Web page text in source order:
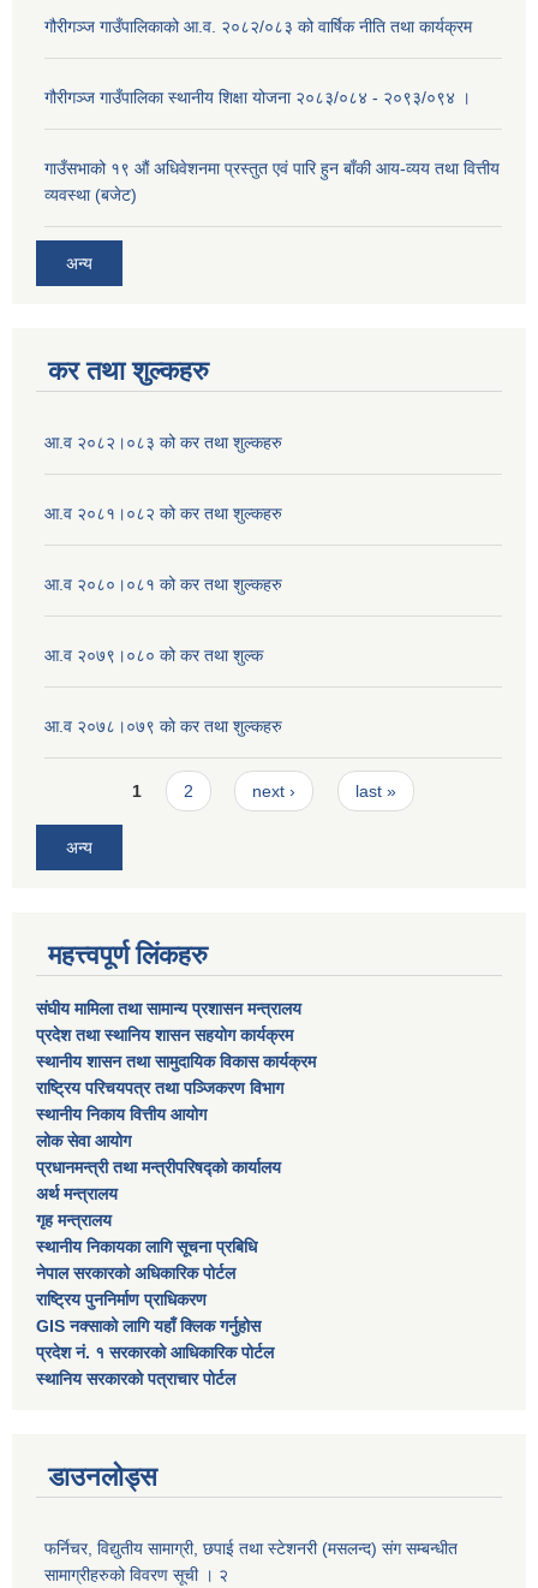
गौरीगञ्ज गाउँपालिकाको आ.व. २०८२/०८३ को वार्षिक नीति तथा कार्यक्रम
गौरीगञ्ज गाउँपालिका स्थानीय शिक्षा योजना २०८३/०८४ - २०९३/०९४ ।
गाउँसभाको १९ ‌औं अधिवेशनमा प्रस्तुत एवं पारि हुन बाँकी आय-व्यय तथा वित्तीय
व्यवस्था (बजेट)
अन्य
कर तथा शुल्कहरु
आ.व २०८२।०८३ को कर तथा शुल्कहरु
आ.व २०८१।०८२ को कर तथा शुल्कहरु
आ.व २०८०।०८१ को कर तथा शुल्कहरु
आ.व २०७९।०८० को कर तथा शुल्क
आ.व २०७८।०७९ काे कर तथा शुल्कहरु
Pages1 2 next › last »
अन्य
महत्त्वपूर्ण लिंकहरु
संघीय मामिला तथा सामान्य प्रशासन मन्त्रालय
प्रदेश तथा स्थानिय शासन सहयोग कार्यक्रम
स्थानीय शासन तथा सामुदायिक विकास कार्यक्रम
राष्ट्रिय परिचयपत्र तथा पञ्जिकरण विभाग
स्थानीय निकाय वित्तीय आयोग
लोक सेवा आयोग
प्रधानमन्त्री तथा मन्त्रीपरिषद्को कार्यालय
अर्थ मन्त्रालय
गृह मन्त्रालय
स्थानीय निकायका लागि सूचना प्रबिधि
नेपाल सरकारको अधिकारिक पोर्टल
राष्ट्रिय पुननिर्माण प्राधिकरण
GIS नक्साको लागि यहाँ क्लिक गर्नुहोस
प्रदेश नं. १ सरकारको आधिकारिक पोर्टल
स्थानिय सरकारको पत्राचार पोर्टल
डाउनलोड्स
फर्निचर, विद्युतीय सामाग्री, छपाई तथा स्टेशनरी (मसलन्द) संग सम्बन्धीत
सामाग्रीहरुको विवरण सूची । २